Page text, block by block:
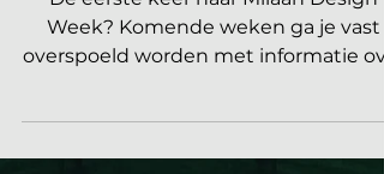
je deze tips niet
overslaan!
overspoeld worden met informatie